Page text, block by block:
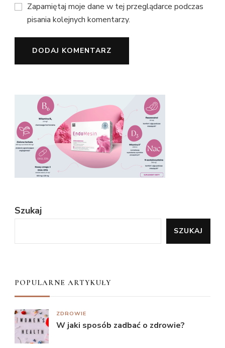
Zapamiętaj moje dane w tej przeglądarce podczas
pisania kolejnych komentarzy.
Szukaj
SZUKAJ
POPULARNE ARTYKUŁY
ZDROWIE
W jaki sposób zadbać o zdrowie?